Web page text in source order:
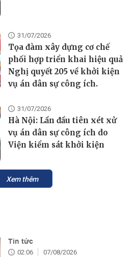
31/07/2026
Tọa đàm xây dựng cơ chế
phối hợp triển khai hiệu quả
Nghị quyết 205 về khởi kiện
vụ án dân sự công ích.
31/07/2026
Hà Nội: Lần đầu tiên xét xử
vụ án dân sự công ích do
Viện kiểm sát khởi kiện
Xem thêm
Tin tức
02:06 07/08/2026